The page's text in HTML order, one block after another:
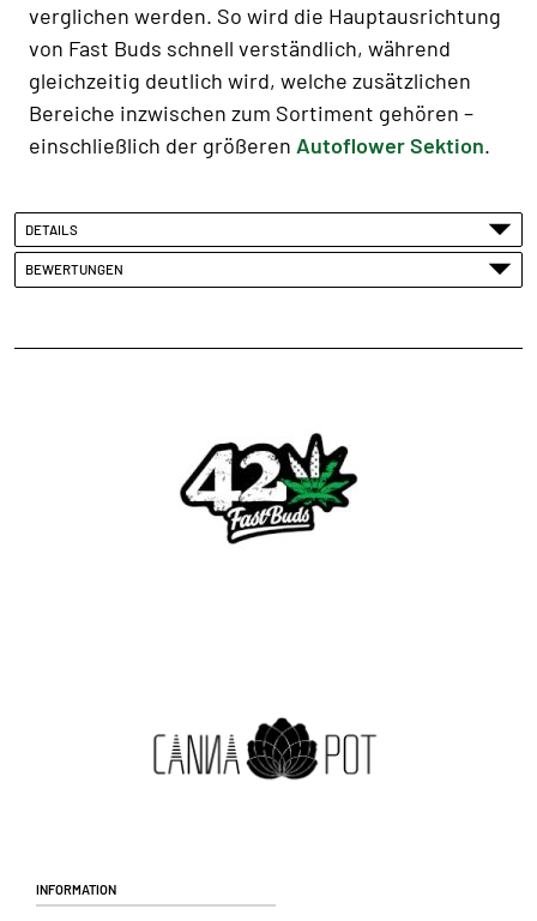
verglichen werden. So wird die Hauptausrichtung
von Fast Buds schnell verständlich, während
gleichzeitig deutlich wird, welche zusätzlichen
Bereiche inzwischen zum Sortiment gehören –
einschließlich der größeren Autoflower Sektion.
DETAILS
BEWERTUNGEN
Information